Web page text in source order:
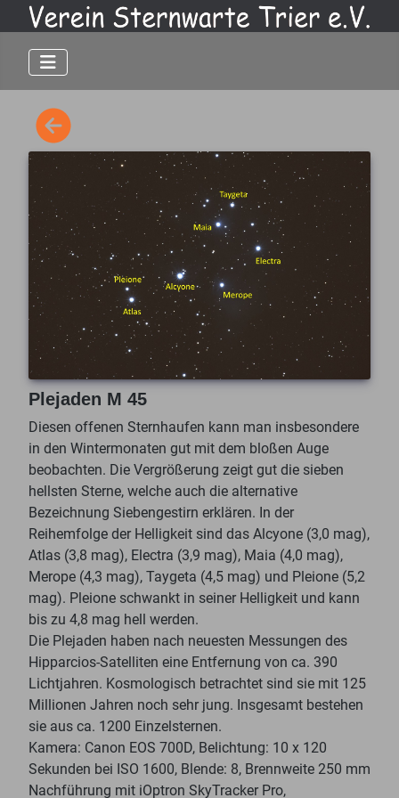
Plejaden M 45
Diesen offenen Sternhaufen kann man insbesondere
in den Wintermonaten gut mit dem bloßen Auge
beobachten. Die Vergrößerung zeigt gut die sieben
hellsten Sterne, welche auch die alternative
Bezeichnung Siebengestirn erklären. In der
Reihemfolge der Helligkeit sind das Alcyone (3,0 mag),
Atlas (3,8 mag), Electra (3,9 mag), Maia (4,0 mag),
Merope (4,3 mag), Taygeta (4,5 mag) und Pleione (5,2
mag). Pleione schwankt in seiner Helligkeit und kann
bis zu 4,8 mag hell werden.
Die Plejaden haben nach neuesten Messungen des
Hipparcios-Satelliten eine Entfernung von ca. 390
Lichtjahren. Kosmologisch betrachtet sind sie mit 125
Millionen Jahren noch sehr jung. Insgesamt bestehen
sie aus ca. 1200 Einzelsternen.
Kamera: Canon EOS 700D, Belichtung: 10 x 120
Sekunden bei ISO 1600, Blende: 8, Brennweite 250 mm
Nachführung mit iOptron SkyTracker Pro,